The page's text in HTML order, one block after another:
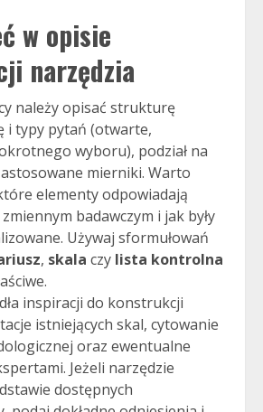
w opisie
narzędzia
należy opisać strukturę
i typy pytań (otwarte,
wyboru), podział na
mierniki. Warto
elementy odpowiadają
badawczym i jak były
Używaj sformułowań
, skala czy lista kontrolna
inspiracji do konstrukcji
istniejących skal, cytowanie
oraz ewentualne
Jeżeli narzędzie
dostępnych